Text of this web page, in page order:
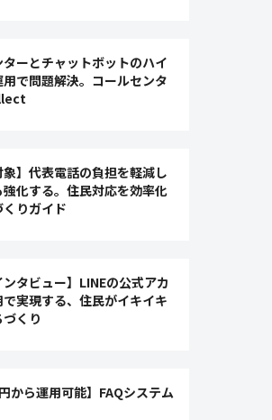
ーとチャットボットのハイ
で問題解決。コールセンタ
象】代表電話の負担を軽減し
化する。住民対応を効率化
りガイド
ンタビュー】LINEの公式アカ
で実現する、住民がイキイキ
くり
から運用可能】FAQシステム